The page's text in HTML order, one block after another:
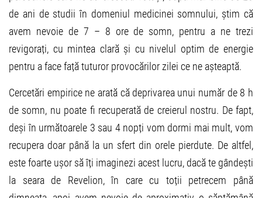
de ani de studii în domeniul medicinei somnului, știm că
avem nevoie de 7 – 8 ore de somn, pentru a ne trezi
revigorați, cu mintea clară și cu nivelul optim de energie
pentru a face față tuturor provocărilor zilei ce ne așteaptă.
Cercetări empirice ne arată că deprivarea unui număr de 8 h
de somn, nu poate fi recuperată de creierul nostru. De fapt,
deși în următoarele 3 sau 4 nopți vom dormi mai mult, vom
recupera doar până la un sfert din orele pierdute. De altfel,
este foarte ușor să îți imaginezi acest lucru, dacă te gândești
la seara de Revelion, în care cu toții petrecem până